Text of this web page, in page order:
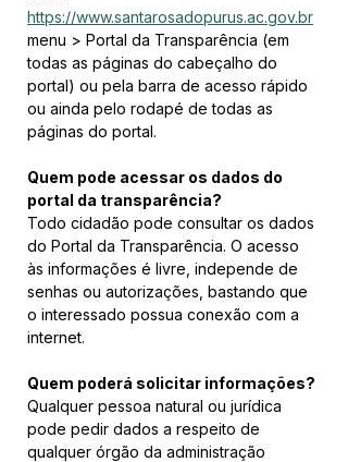
https://www.santarosadopurus.ac.gov.br
menu > Portal da Transparência (em
todas as páginas do cabeçalho do
portal) ou pela barra de acesso rápido
ou ainda pelo rodapé de todas as
páginas do portal.
Quem pode acessar os dados do
portal da transparência?
Todo cidadão pode consultar os dados
do Portal da Transparência. O acesso
às informações é livre, independe de
senhas ou autorizações, bastando que
o interessado possua conexão com a
internet.
Quem poderá solicitar informações?
Qualquer pessoa natural ou jurídica
pode pedir dados a respeito de
qualquer órgão da administração